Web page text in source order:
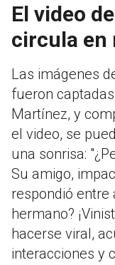
El video
circula en
Las imágenes
fueron
Martínez, y
el video, se
una sonrisa:
Su amigo,
respondió entre
hermano?
hacerse viral,
interacciones y